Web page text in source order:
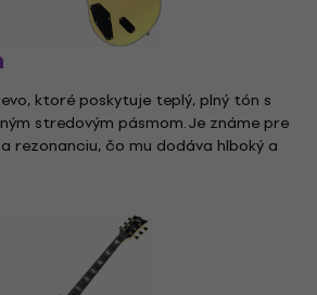
ktoré poskytuje teplý, plný tón s
stredovým pásmom. Je známe pre
rezonanciu, čo mu dodáva hlboký a